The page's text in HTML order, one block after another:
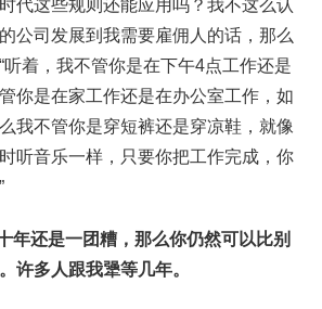
代这些规则还能应用吗？我不这么认
公司发展到我需要雇佣人的话，那么
听着，我不管你是在下午4点工作还是
你是在家工作还是在办公室工作，如
我不管你是穿短裤还是穿凉鞋，就像
听音乐一样，只要你把工作完成，你
年还是一团糟，那么你仍然可以比别
许多人跟我犟等几年。